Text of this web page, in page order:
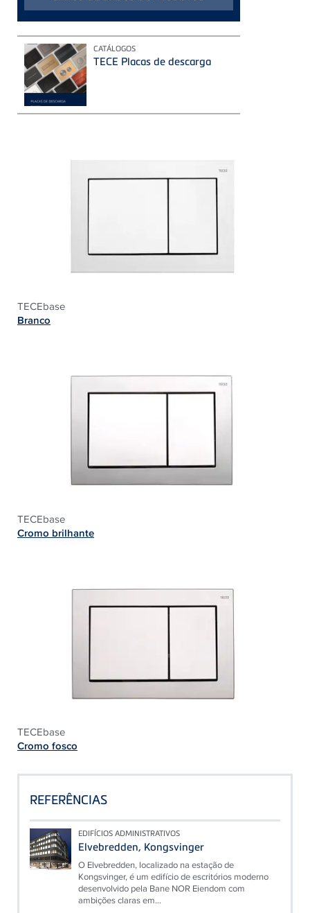
CATÁLOGOS
TECE Placas de descarga
TECEbase
Branco
TECEbase
Cromo brilhante
TECEbase
Cromo fosco
REFERÊNCIAS
EDIFÍCIOS ADMINISTRATIVOS
Elvebredden, Kongsvinger
O Elvebredden, localizado na estação de
Kongsvinger, é um edifício de escritórios moderno
desenvolvido pela Bane NOR Eiendom com
ambições claras em...